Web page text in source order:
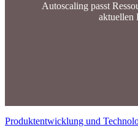
Autoscaling passt
aktuellen
Produktentwicklung und